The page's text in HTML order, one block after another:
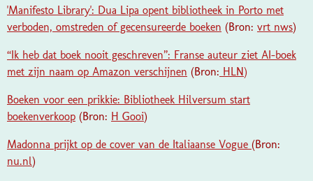
'Manifesto Library': Dua Lipa opent bibliotheek in Porto met
verboden, omstreden of gecensureerde boeken (Bron: vrt nws)
“Ik heb dat boek nooit geschreven”: Franse auteur ziet AI-boek
met zijn naam op Amazon verschijnen (Bron: HLN)
Boeken voor een prikkie: Bibliotheek Hilversum start
boekenverkoop (Bron: H Gooi)
Madonna prijkt op de cover van de Italiaanse Vogue (Bron:
nu.nl)